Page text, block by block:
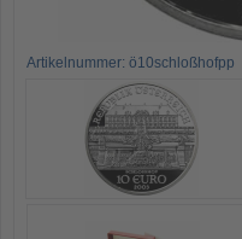
Artikelnummer: ö10schloßhofpp